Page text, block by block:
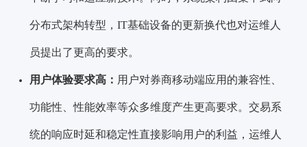
分布式架构转型，IT基础设备的更新换代也对运维人
员提出了更高的要求。
用户体验要求高： 用户对券商移动端应用的兼容性、
功能性、性能效率等众多维度产生更高要求。交易系
统的响应时延和稳定性直接影响用户的利益，运维人